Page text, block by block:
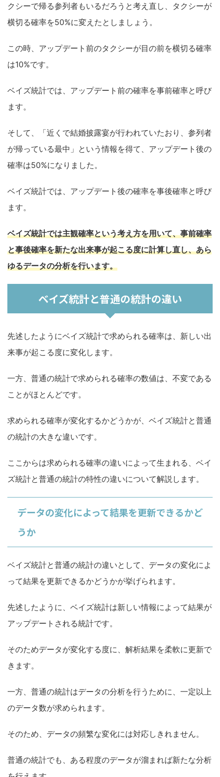
クシーで帰る参列者もいるだろうと考え直し、タクシーが
横切る確率を50%に変えたとしましょう。
この時、アップデート前のタクシーが目の前を横切る確率
は10%です。
ベイズ統計では、アップデート前の確率を事前確率と呼び
ます。
そして、「近くで結婚披露宴が行われていたおり、参列者
が帰っている最中」という情報を得て、アップデート後の
確率は50%になりました。
ベイズ統計では、アップデート後の確率を事後確率と呼び
ます。
ベイズ統計では主観確率という考え方を用いて、事前確率
と事後確率を新たな出来事が起こる度に計算し直し、あら
ゆるデータの分析を行います。
ベイズ統計と普通の統計の違い
先述したようにベイズ統計で求められる確率は、新しい出
来事が起こる度に変化します。
一方、普通の統計で求められる確率の数値は、不変である
ことがほとんどです。
求められる確率が変化するかどうかが、ベイズ統計と普通
の統計の大きな違いです。
ここからは求められる確率の違いによ って生まれる、 ベイ
ズ統計と普通の統計の特性の違いについて解説します。
データの変化によって結果を更新できるかど
うか
ベイズ統計と普通の統計の違いとして、データの変化によ
って結果を更新できるかどうかが挙げられます。
先述したように、ベイズ統計は新しい情報によって結果が
アップデートされる統計です。
そのためデータが変化する度に、解析結果を柔軟に更新で
きます。
一方、普通の統計はデータの分析を行うために、一定以上
のデータ数が求められます。
そのため、データの頻繁な変化には対応しきれません。
普通の統計でも、ある程度のデータが溜まれば新たな分析